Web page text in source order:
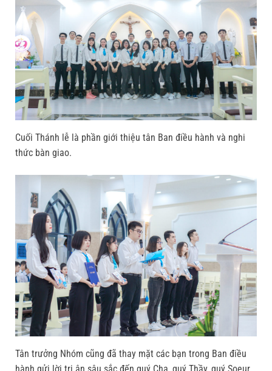
Cuối Thánh lễ là phần giới thiệu tân Ban điều hành và nghi
thức bàn giao.
Tân trưởng Nhóm cũng đã thay mặt các bạn trong Ban điều
hành gửi lời tri ân sâu sắc đến quý Cha, quý Thầy, quý Soeur